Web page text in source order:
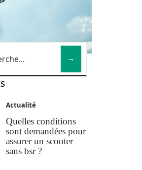
Actualité
Quelles conditions
sont demandées pour
assurer un scooter
sans bsr ?